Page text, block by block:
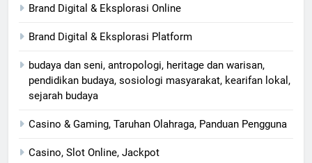
Brand Digital & Eksplorasi Online
Brand Digital & Eksplorasi Platform
budaya dan seni, antropologi, heritage dan warisan,
pendidikan budaya, sosiologi masyarakat, kearifan lokal,
sejarah budaya
Casino & Gaming, Taruhan Olahraga, Panduan Pengguna
Casino, Slot Online, Jackpot